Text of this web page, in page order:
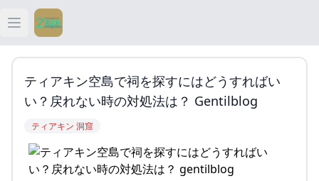
Open main menu
ティアキン
ティアキン 祠
ティアキン 攻略
ティアキン空島で祠を探すにはどうすればい
い？戻れない時の対処法は？ Gentilblog
ティアキン 洞窟